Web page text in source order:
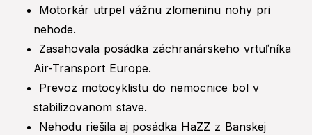
Motorkár utrpel vážnu zlomeninu nohy pri
nehode.
Zasahovala posádka záchranárskeho vrtuľníka
Air-Transport Europe.
Prevoz motocyklistu do nemocnice bol v
stabilizovanom stave.
Nehodu riešila aj posádka HaZZ z Banskej